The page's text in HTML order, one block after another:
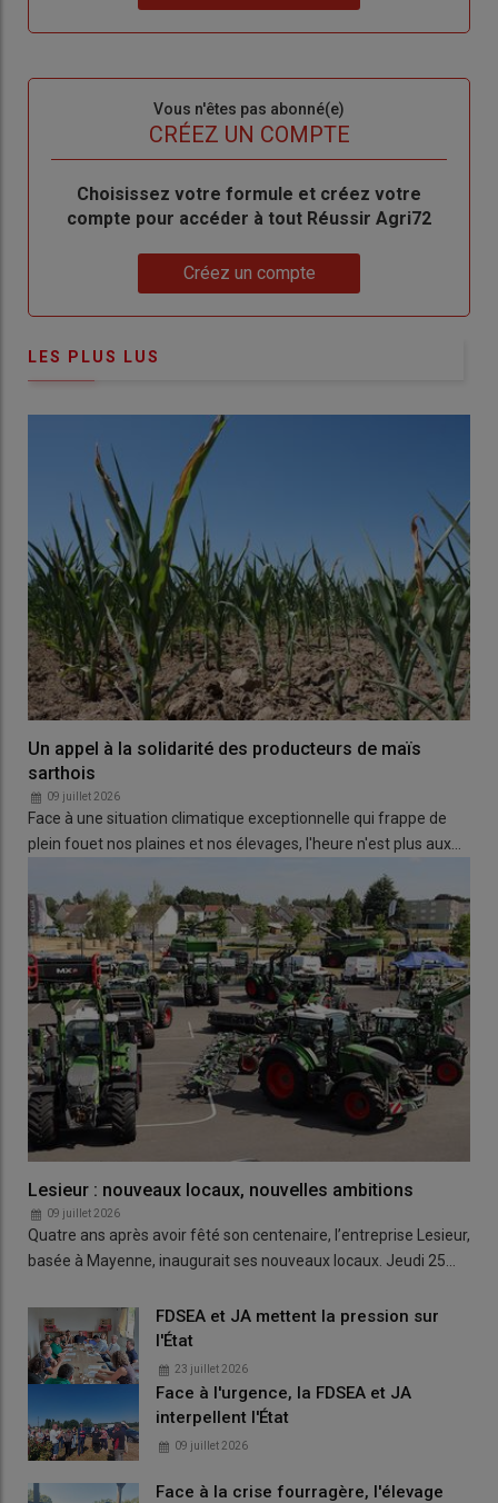
de
me
Vous n'êtes pas abonné(e)
CRÉEZ UN COMPTE
BodyChoisissez votre formule et créez votre
compte pour accéder à tout Réussir Agri72
Créez un compte
LES PLUS LUS
Un appel à la solidarité des producteurs de maïs
sarthois
09 juillet 2026
Face à une situation climatique exceptionnelle qui frappe de
plein fouet nos plaines et nos élevages, l'heure n'est plus aux…
Lesieur : nouveaux locaux, nouvelles ambitions
09 juillet 2026
Quatre ans après avoir fêté son centenaire, l’entreprise Lesieur,
basée à Mayenne, inaugurait ses nouveaux locaux. Jeudi 25…
FDSEA et JA mettent la pression sur
l'État
23 juillet 2026
Face à l'urgence, la FDSEA et JA
interpellent l'État
09 juillet 2026
Face à la crise fourragère, l'élevage